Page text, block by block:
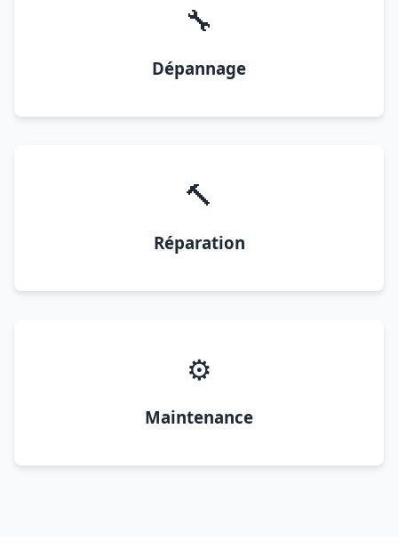
🔧
Dépannage
🔨
Réparation
⚙️
Maintenance